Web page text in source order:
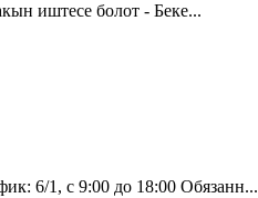
иштесе болот - Беке...
6/1, с 9:00 до 18:00 Обязанн...